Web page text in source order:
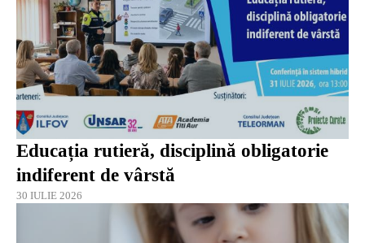
Educația rutieră, disciplină obligatorie
indiferent de vârstă
30 IULIE 2026